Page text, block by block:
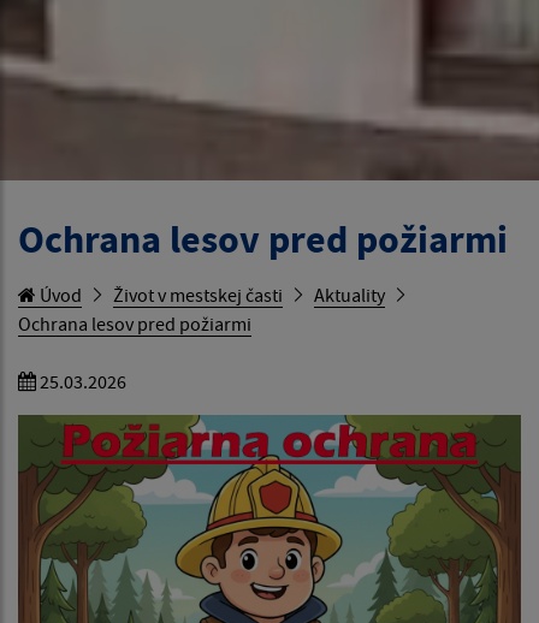
Ochrana lesov pred požiarmi
Úvod Život v mestskej časti
Aktuality
Ochrana lesov pred požiarmi
25.03.2026